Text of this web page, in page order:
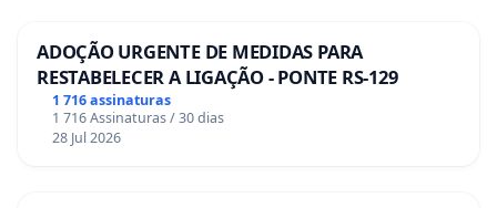
ADOÇÃO URGENTE DE MEDIDAS PARA
RESTABELECER A LIGAÇÃO - PONTE RS-129
1 716 assinaturas
1 716 Assinaturas / 30 dias
28 Jul 2026